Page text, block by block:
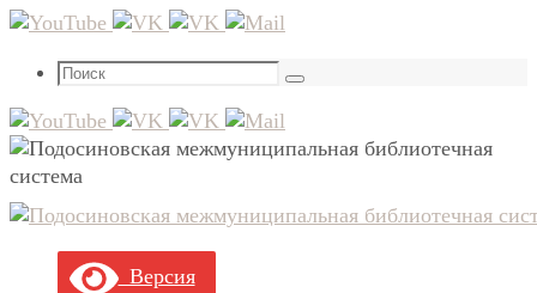
Перейти
содержимому
Что
Поиск
Версия